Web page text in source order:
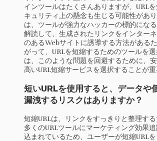
インツールはたくさんありますが、URL
キュリティ上の懸念も生じる可能性があ
は、ツールが強力なハッカーの標的にな
解読して、生成されたリンクをインター
のあるWebサイトに誘導する方法がある
がって、URLを短縮するためのツールを
は、このような問題を回避するために、
高いURL短縮サービスを選択することが重
短いURLを使用すると、データや
漏洩するリスクはありますか？
短縮URLは、リンクをすっきりと整理する
多くのURLツールにマーケティング効果
込まれているため、ユーザーが短縮URL